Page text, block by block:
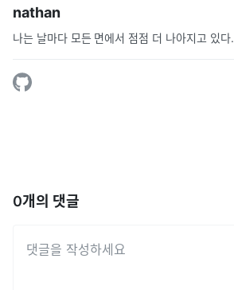
nathan
나는 날마다 모든 면에서 점점 더 나아지고 있다.
0개의 댓글